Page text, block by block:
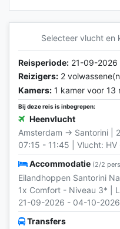
Premium Categorie
Premium-
Selecteer vlucht en
Reisperiode: 21-09-
Reizigers: 2
Kamers: 1 kamer voor 13
Bij deze reis is inbegrepen:
Heenvlucht
Amsterdam → Santorini |
07:15 - 11:45 | Vlucht: HV
Accommodatie (2/2
Eilandhoppen Santorini
1x Comfort - Niveau 3* |
21-09-2026 - 04-10-
Transfers